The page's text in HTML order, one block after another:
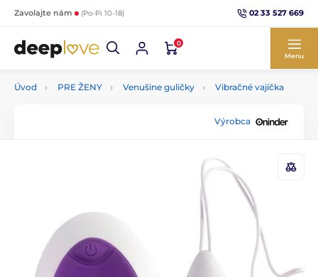
Zavolajte nám (Po-Pi 10-18) 02 33 527 669
0
Menu
Úvod PRE ŽENY Venušine guličky Vibračné vajíčka
Výrobca